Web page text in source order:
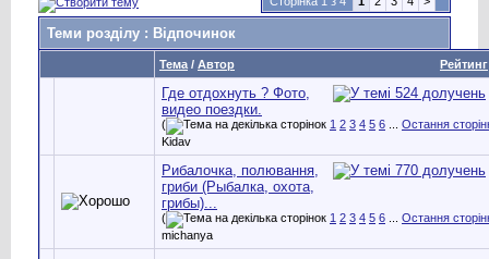
Теми розділу : Відпочинок
Рейтинг
Тема / Автор
Где отдохнуть ? Фото,
видео поездки.
( 1 2 3 4 5 6
Остання
Kidav
Рибалочка, полювання,
гриби (Рыбалка, охота,
грибы)...
( 1 2 3 4 5 6
Остання
michanya